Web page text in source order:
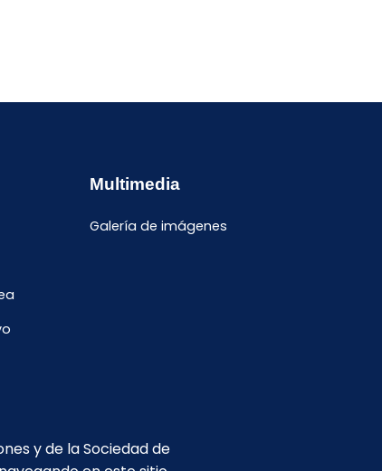
Multimedia
Galería de imágenes
y de la Sociedad de